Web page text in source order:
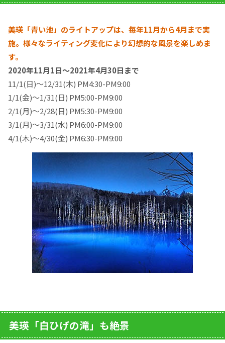
美瑛「青い池」のライトアップは、毎年11月から4月まで実
施。様々なライティング変化により幻想的な風景を楽しめま
す。
2020年11月1日～2021年4月30日まで
11/1(日)～12/31(木) PM4:30-PM9:00
1/1(金)～1/31(日) PM5:00-PM9:00
2/1(月)～2/28(日) PM5:30-PM9:00
3/1(月)～3/31(水) PM6:00-PM9:00
4/1(木)～4/30(金) PM6:30-PM9:00
美瑛「白ひげの滝」も絶景